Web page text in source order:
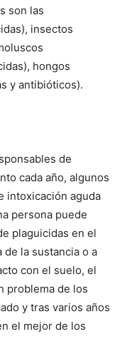
son las
insectos
hongos
y antibióticos).
de
cada año, algunos
intoxicación aguda
persona puede
plaguicidas en el
la sustancia o a
con el suelo, el
problema de los
y tras varios años
el mejor de los